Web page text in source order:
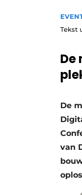
Tekst
De
De
van